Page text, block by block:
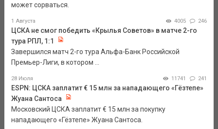
может сорваться.
1 Августа 4005 246
ЦСКА не смог победить «Крылья Советов» в матче 2-го
тура РПЛ, 1:1
Завершился матч 2-го тура Альфа-Банк Российской
Премьер-Лиги, в котором ...
28 Июля 11741 241
ESPN: ЦСКА заплатит € 15 млн за нападающего «Гёзтепе»
Жуана Сантоса
Московский ЦСКА заплатит € 15 млн за покупку
нападающего «Гёзтепе» Жуана Сантоса.